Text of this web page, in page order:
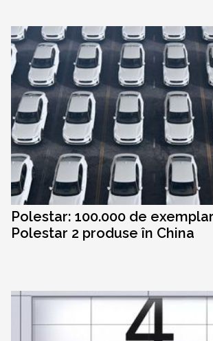
Polestar: 100.000 de
Polestar 2 produse în China